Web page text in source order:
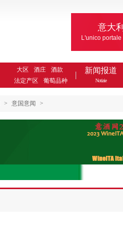
意大
L'unico
大区 酒庄
酒款
法定产区
葡萄品种
新闻报道
Notizie
> 意国意闻 >